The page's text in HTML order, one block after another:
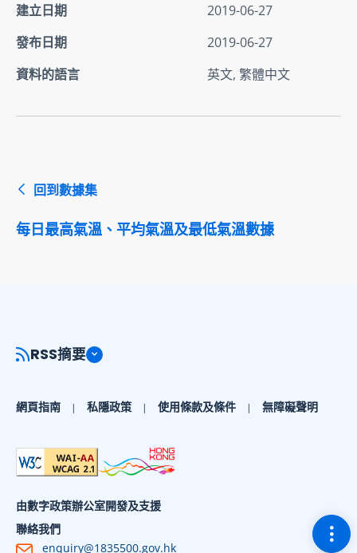
建立日期
2019-06-27
發布日期
2019-06-27
資料的語言
英文, 繁體中文
回到數據集
每日最高氣溫、平均氣溫及最低氣溫數據
切
RSS摘要
網頁指南 私隱政策 使用條款及條件 無障礙聲明
由數字政策辦公室開發及支援
聯絡我們
enquiry@1835500.gov.hk